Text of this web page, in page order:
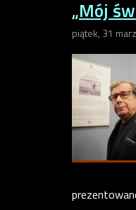
„Mój
piątek, 31